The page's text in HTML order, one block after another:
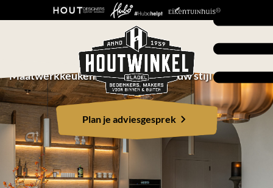
JOUW KEUKEN. JOUW
VERHAAL.
Maatwerkkeukens die passen bij jouw stijl en leven
Plan je adviesgesprek